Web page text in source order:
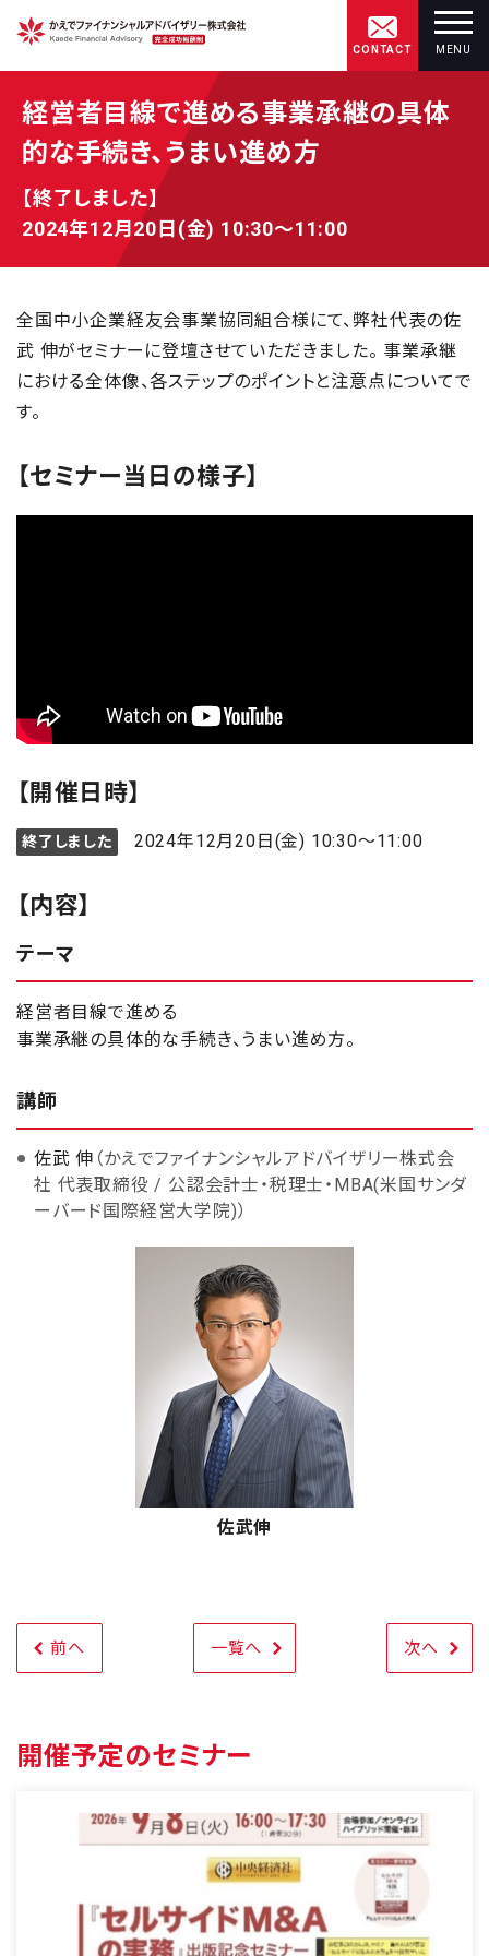
CONTACT MENU
経営者目線で進める事業承継の具体
的な手続き、うまい進め方
【終了しました】
2024年12月20日(金) 10:30～11:00
全国中小企業経友会事業協同組合様にて、弊社代表の佐
武 伸がセミナーに登壇させていただきました。 事業承継
における全体像、各ステップのポイントと注意点についてで
す。
【セミナー当日の様子】
【開催日時】
終了しました 2024年12月20日(金) 10:30～11:00
【内容】
テーマ
経営者目線で進める
事業承継の具体的な手続き、うまい進め方。
講師
佐武 伸 （かえでファイナンシャルアドバイザリー株式会
社 代表取締役 / 公認会計士・税理士・MBA(米国サンダ
ーバード国際経営大学院)）
佐武伸
前へ 一覧へ 次へ
開催予定のセミナー